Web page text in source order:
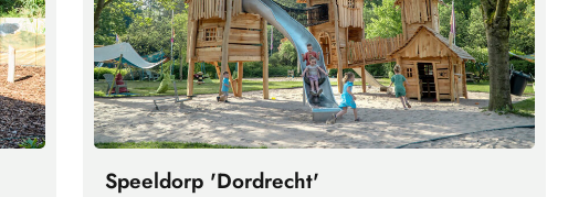
Speeldorp 'Dordrecht'